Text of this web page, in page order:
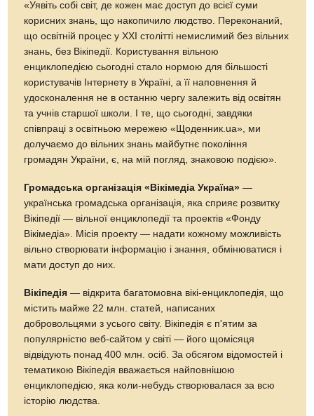
«Уявіть собі світ, де кожен має доступ до всієї суми
корисних знань, що накопичило людство. Переконаний,
що освітній процес у ХХІ столітті немислимий без вільних
знань, без Вікіпедії. Користування вільною
енциклопедією сьогодні стало нормою для більшості
користувачів Інтернету в Україні, а її наповнення й
удосконалення не в останню чергу залежить від освітян
та учнів старшої школи. І те, що сьогодні, завдяки
співпраці з освітньою мережею «Щоденник.ua», ми
долучаємо до вільних знань майбутнє покоління
громадян України, є, на мій погляд, знаковою подією».
Громадська організація «Вікімедіа Україна» —
українська громадська організація, яка сприяє розвитку
Вікіпедії — вільної енциклопедії та проектів «Фонду
Вікімедіа». Місія проекту — надати кожному можливість
вільно створювати інформацію і знання, обмінюватися і
мати доступ до них.
Вікіпедія — відкрита багатомовна вікі-енциклопедія, що
містить майже 22 млн. статей, написаних
добровольцями з усього світу. Вікіпедія є п'ятим за
популярністю веб-сайтом у світі — його щомісяця
відвідують понад 400 млн. осіб. За обсягом відомостей і
тематикою Вікіпедія вважається найповнішою
енциклопедією, яка коли-небудь створювалася за всю
історію людства.